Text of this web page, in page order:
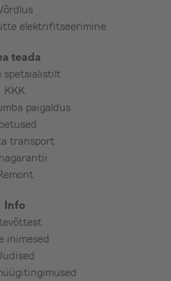
elektrifitseerimine
teada
spetsialistilt
KKK
paigaldus
transport
Info
inimesed